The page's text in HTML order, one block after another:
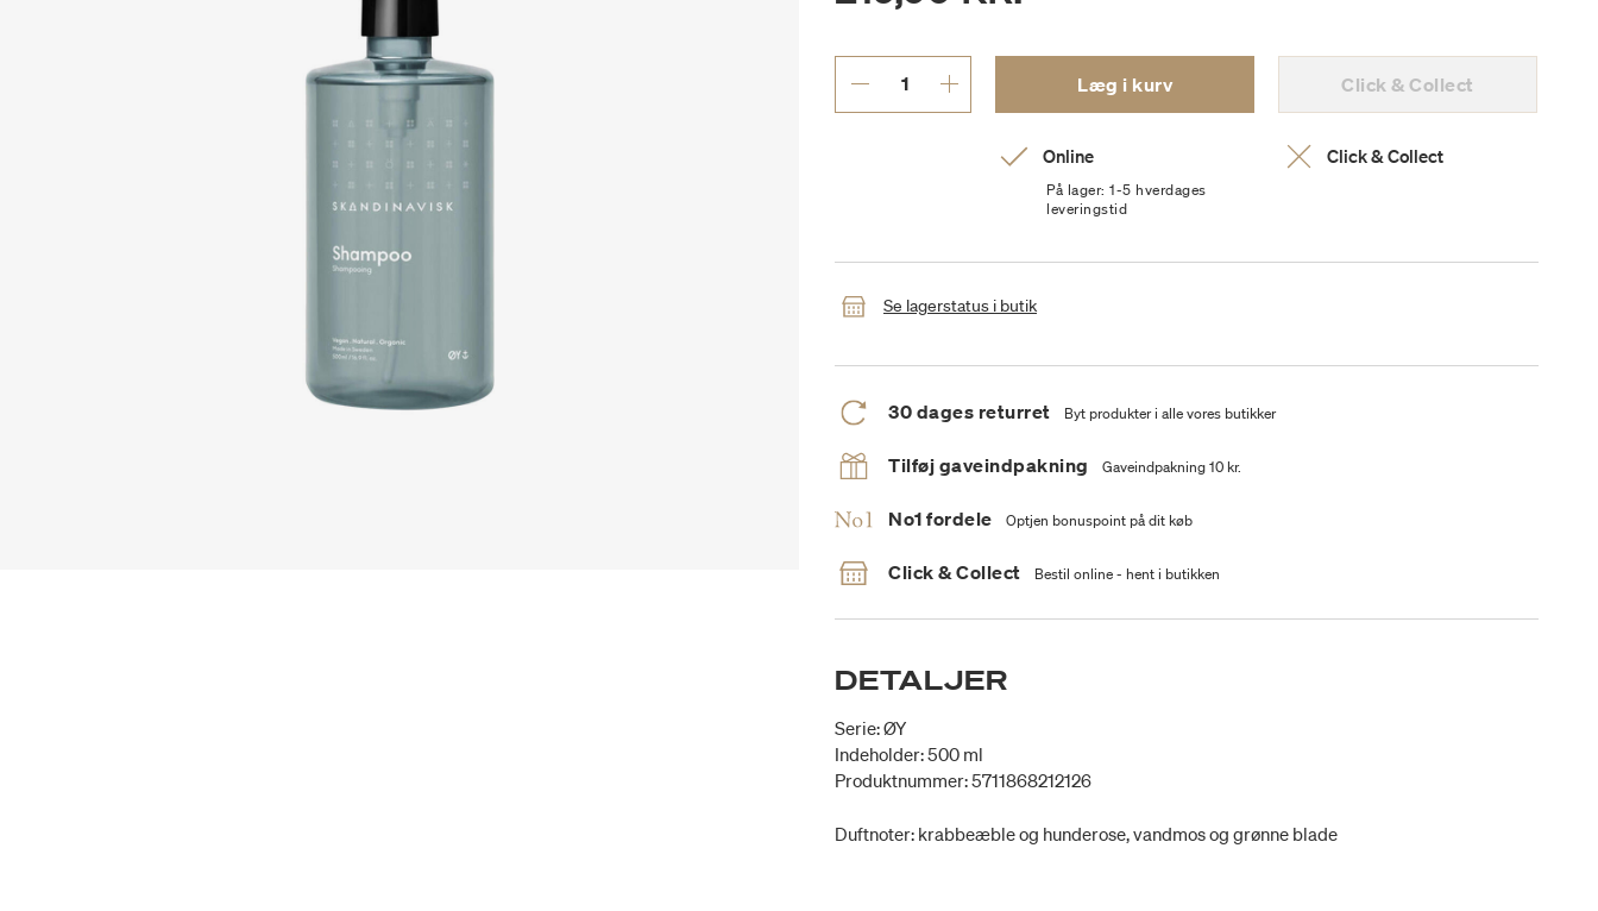
Læg i kurv Click & Collect
Online
På lager: 1-5 hverdages
leveringstid
Click & Collect
Se lagerstatus i butik
30 dages returret Byt produkter i alle vores butikker
Tilføj gaveindpakning Gaveindpakning 10 kr.
No1 fordele Optjen bonuspoint på dit køb
Click & Collect Bestil online - hent i butikken
DETALJER
Serie: ØY
Indeholder: 500 ml
Produktnummer: 5711868212126
Duftnoter: krabbeæble og hunderose, vandmos og grønne blade